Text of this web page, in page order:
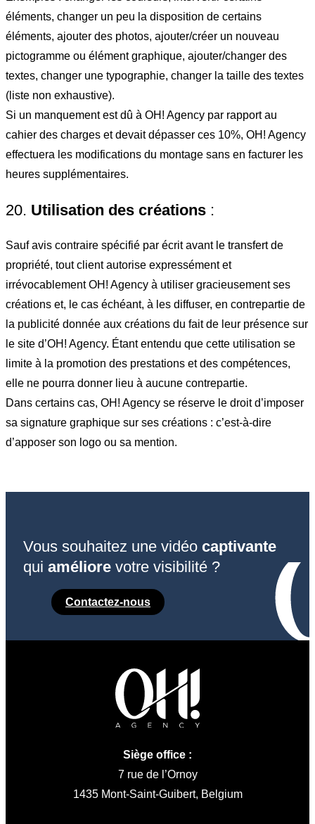
éléments, changer un peu la disposition de certains
éléments, ajouter des photos, ajouter/créer un nouveau
pictogramme ou élément graphique, ajouter/changer des
textes, changer une typographie, changer la taille des textes
(liste non exhaustive).
Si un manquement est dû à OH! Agency par rapport au
cahier des charges et devait dépasser ces 10%, OH! Agency
effectuera les modifications du montage sans en facturer les
heures supplémentaires.
20. Utilisation des créations :
Sauf avis contraire spécifié par écrit avant le transfert de
propriété, tout client autorise expressément et
irrévocablement OH! Agency à utiliser gracieusement ses
créations et, le cas échéant, à les diffuser, en contrepartie de
la publicité donnée aux créations du fait de leur présence sur
le site d’OH! Agency. Étant entendu que cette utilisation se
limite à la promotion des prestations et des compétences,
elle ne pourra donner lieu à aucune contrepartie.
Dans certains cas, OH! Agency se réserve le droit d’imposer
sa signature graphique sur ses créations : c’est-à-dire
d’apposer son logo ou sa mention.
Vous souhaitez une vidéo captivante
qui améliore votre visibilité ?
Contactez-nous
Siège office :
7 rue de l’Ornoy
1435 Mont-Saint-Guibert, Belgium